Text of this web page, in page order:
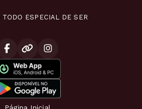
TODO ESPECIAL DE SER